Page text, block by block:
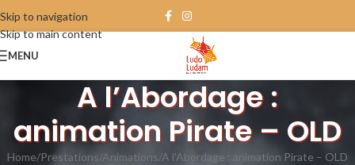
Skip to navigation
Skip to main content
MENU
A l’Abordage :
animation Pirate – OLD
Home Prestations Animations A l’Abordage : animation Pirate – OLD